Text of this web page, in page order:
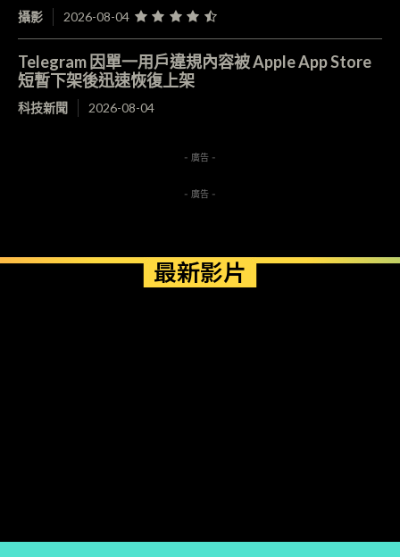
攝影 2026-08-04
Telegram 因單一用戶違規內容被 Apple App Store
短暫下架後迅速恢復上架
科技新聞 2026-08-04
- 廣告 -
- 廣告 -
最新影片